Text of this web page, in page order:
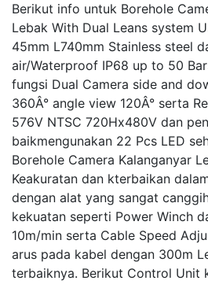
Berikut info untuk Borehole
Lebak With Dual Leans system
45mm L740mm Stainless steel
air/Waterproof IP68 up to 50
fungsi Dual Camera side and
360Â° angle view 120Â° serta
576V NTSC 720Hx480V dan
baikmengunakan 22 Pcs LED
Borehole Camera Kalanganyar
Keakuratan dan kterbaikan
dengan alat yang sangat
kekuatan seperti Power Winch
10m/min serta Cable Speed
arus pada kabel dengan 300m
terbaiknya. Berikut Control Unit